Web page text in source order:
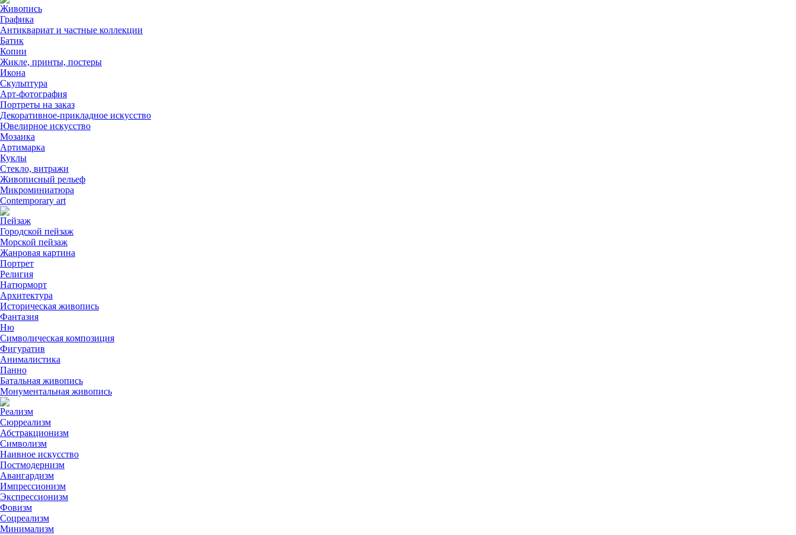
Живопись
Графика
Антиквариат и частные коллекции
Батик
Копии
Жикле, принты, постеры
Икона
Скульптура
Арт-фотография
Портреты на заказ
Декоративное-прикладное искусство
Ювелирное искусство
Мозаика
Артимарка
Куклы
Стекло, витражи
Живописный рельеф
Микроминиатюра
Contemporary art
Пейзаж
Городской пейзаж
Морской пейзаж
Жанровая картина
Портрет
Религия
Натюрморт
Архитектура
Историческая живопись
Фантазия
Ню
Символическая композиция
Фигуратив
Анималистикa
Панно
Батальная живопись
Монументальная живопись
Реализм
Сюрреализм
Абстракционизм
Символизм
Наивное искусство
Постмодернизм
Авангардизм
Импрессионизм
Экспрессионизм
Фовизм
Соцреализм
Минимализм